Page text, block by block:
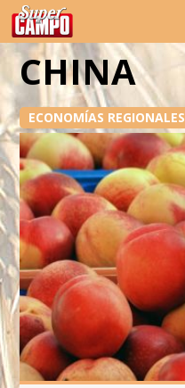
Temas de hoy
CHINA
ECONOMÍAS REGIONALES